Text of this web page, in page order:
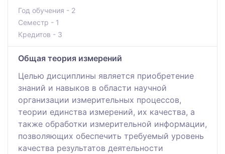
Год обучения - 2
Семестр - 1
Кредитов - 3
Общая теория измерений
Целью дисциплины является приобретение
знаний и навыков в области научной
организации измерительных процессов,
теории единства измерений, их качества, а
также обработки измерительной информации,
позволяющих обеспечить требуемый уровень
качества результатов деятельности